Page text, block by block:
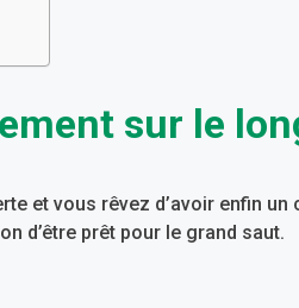
sur le
et vous rêvez d’avoir enfin
d’être prêt pour le grand saut.